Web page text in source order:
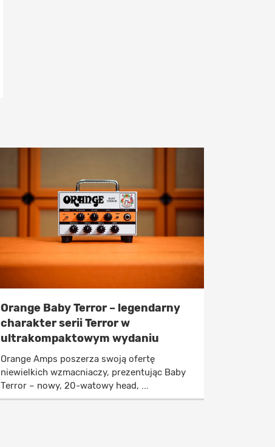
Orange Baby Terror – legendarny
charakter serii Terror w
ultrakompaktowym wydaniu
Orange Amps poszerza swoją ofertę
niewielkich wzmacniaczy, prezentując Baby
Terror – nowy, 20-watowy head, ...